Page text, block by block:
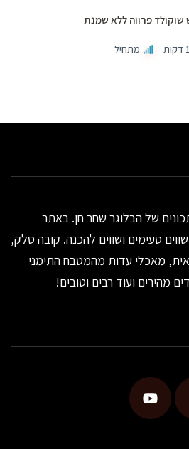
שוקולד פרווה ללא שמנת
מתחיל
של הבלוגר שחר חן. באתר
טעימים ושווים להכנה. קובה סלק,
מאכלי עדות מהמטבח התימני
מהירים ועוד רבים וטובים!